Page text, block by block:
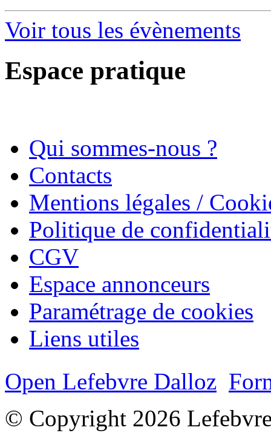
Voir tous les évènements
Espace pratique
Qui sommes-nous ?
Contacts
Mentions légales /
Politique de
CGV
Espace annonceurs
Paramétrage de cookies
Liens utiles
Open Lefebvre Dalloz
© Copyright 2026